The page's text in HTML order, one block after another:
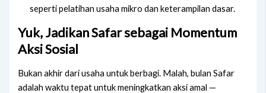
seperti pelatihan usaha mikro dan keterampilan dasar.
Yuk, Jadikan Safar sebagai Momentum
Aksi Sosial
Bukan akhir dari usaha untuk berbagi. Malah, bulan Safar
adalah waktu tepat untuk meningkatkan aksi amal —